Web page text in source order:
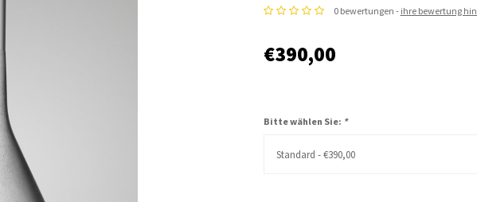
0 bewertungen - ihre bewertung
€390,00
Bitte wählen Sie: *
Standard - €390,00